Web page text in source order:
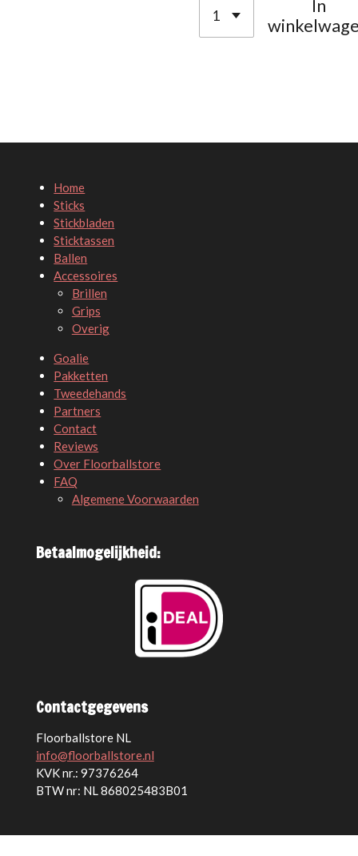
In
Home
Sticks
Stickbladen
Sticktassen
Ballen
Accessoires
Brillen
Grips
Overig
Goalie
Pakketten
Tweedehands
Partners
Contact
Reviews
Over Floorballstore
FAQ
Algemene Voorwaarden
Betaalmogelijkheid:
Contactgegevens
Floorballstore NL
info@floorballstore.nl
KVK nr.: 97376264
BTW nr: NL 868025483B01